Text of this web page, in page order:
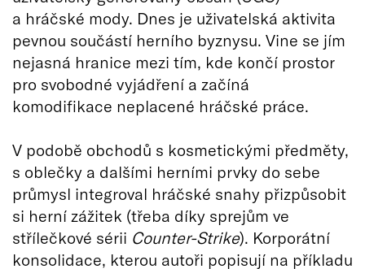
a hráčské mody. Dnes je uživatelská aktivita
pevnou součástí herního byznysu. Vine se jím
nejasná hranice mezi tím, kde končí prostor
pro svobodné vyjádření a začíná
komodifikace neplacené hráčské práce.
V podobě obchodů s kosmetickými předměty,
s oblečky a dalšími herními prvky do sebe
průmysl integroval hráčské snahy přizpůsobit
si herní zážitek (třeba díky sprejům ve
střílečkové sérii Counter-Strike). Korporátní
konsolidace, kterou autoři popisují na příkladu